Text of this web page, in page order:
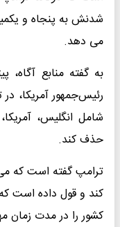
شدنش به پنجاه و
می دهد.
به گفته منابع آگاه،
رئیس‌جمهور آمریکا،
شامل انگلیس،
حذف کند.
ترامپ گفته است که
کشور را در مدت زمان مهلت یک